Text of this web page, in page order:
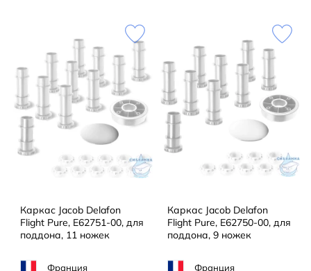
Каркас Jacob Delafon
Flight Pure, E62751-00, для
поддона, 11 ножек
Франция
Каркас Jacob Delafon
Flight Pure, E62750-00, для
поддона, 9 ножек
Франция